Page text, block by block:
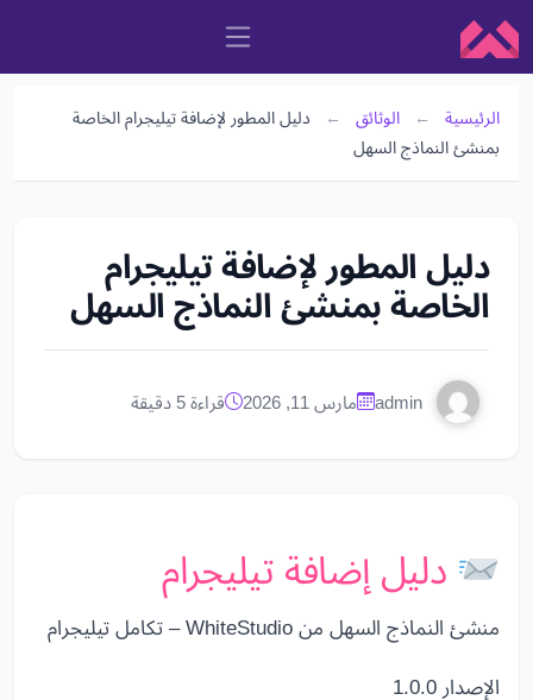
الرئيسية ← الوثائق ←
دليل المطور لإضافة تيليجرام الخاصة
بمنشئ النماذج السهل
دليل المطور لإضافة تيليجرام
الخاصة بمنشئ النماذج السهل
admin مارس 11, 2026 قراءة 5 دقيقة
دليل إضافة تيليجرام
منشئ النماذج السهل من WhiteStudio – تكامل تيليجرام
الإصدار 1.0.0